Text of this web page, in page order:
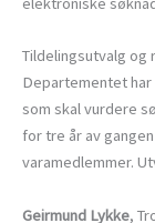
Tildelingsutvalg og
Departementet
som skal vurdere
for tre år av
varamedlemmer.
Geirmund Lykke,